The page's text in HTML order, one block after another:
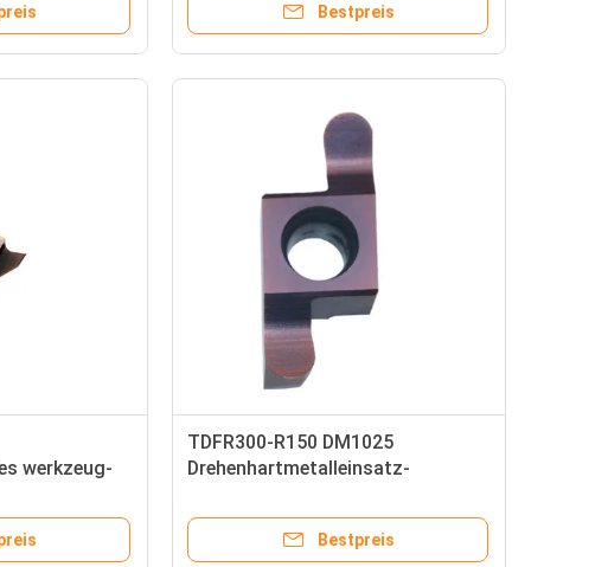
beschichtet
Bestpreis
werkzeug-
TDFR300-R150 DM1025
Drehenhartmetalleinsatz-
Einsätze fugt
Bestpreis